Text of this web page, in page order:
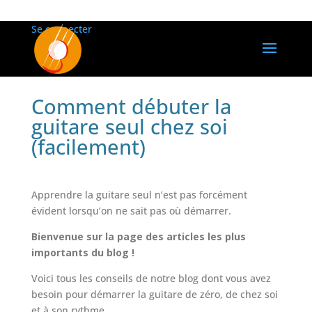
Se connecter
Comment débuter la
guitare seul chez soi
(facilement)
Apprendre la guitare seul n’est pas forcément
évident lorsqu’on ne sait pas où démarrer.
Bienvenue sur la page des articles les plus
importants du blog !
Voici tous les conseils de notre blog dont vous avez
besoin pour démarrer la guitare de zéro, de chez soi